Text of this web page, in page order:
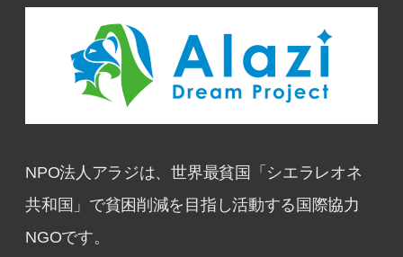
NPO法人アラジは、世界最貧国「シエラレオネ
共和国」で貧困削減を目指し活動する国際協力
NGOです。